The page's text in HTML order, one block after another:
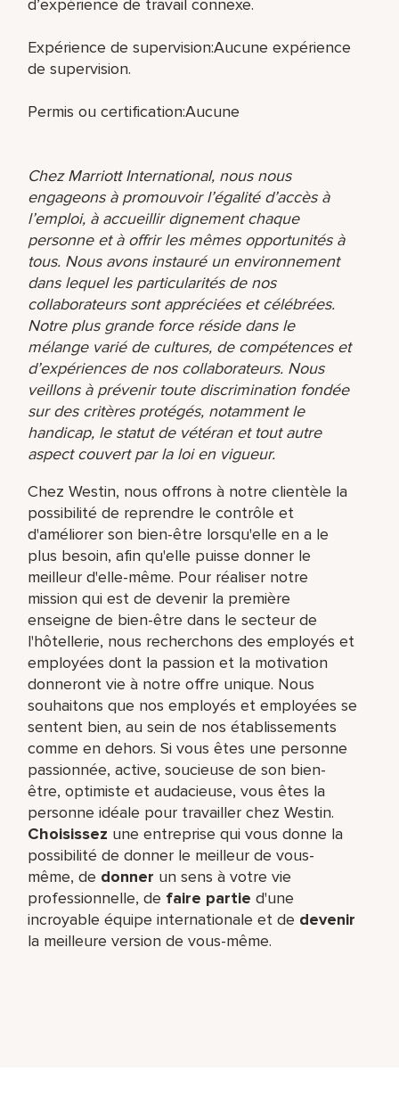
d’expérience de travail connexe.
Expérience de supervision:Aucune expérience
de supervision.
Permis ou certification:Aucune
Chez Marriott International, nous nous
engageons à promouvoir l’égalité d’accès à
l’emploi, à accueillir dignement chaque
personne et à offrir les mêmes opportunités à
tous. Nous avons instauré un environnement
dans lequel les particularités de nos
collaborateurs sont appréciées et célébrées.
Notre plus grande force réside dans le
mélange varié de cultures, de compétences et
d’expériences de nos collaborateurs. Nous
veillons à prévenir toute discrimination fondée
sur des critères protégés, notamment le
handicap, le statut de vétéran et tout autre
aspect couvert par la loi en vigueur.
Chez Westin, nous offrons à notre clientèle la
possibilité de reprendre le contrôle et
d'améliorer son bien-être lorsqu'elle en a le
plus besoin, afin qu'elle puisse donner le
meilleur d'elle-même. Pour réaliser notre
mission qui est de devenir la première
enseigne de bien-être dans le secteur de
l'hôtellerie, nous recherchons des employés et
employées dont la passion et la motivation
donneront vie à notre offre unique. Nous
souhaitons que nos employés et employées se
sentent bien, au sein de nos établissements
comme en dehors. Si vous êtes une personne
passionnée, active, soucieuse de son bien-
être, optimiste et audacieuse, vous êtes la
personne idéale pour travailler chez Westin.
Choisissez une entreprise qui vous donne la
possibilité de donner le meilleur de vous-
même,​ de donner un sens à votre vie
professionnelle, de faire partie d'une
incroyable équipe​ internationale et de devenir
la meilleure version de vous-même.